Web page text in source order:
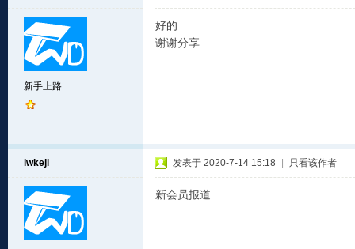
新手上路
好的
谢谢分享
lwkeji 发表于 2020-7-14 15:18 只看该作者
新会员报道